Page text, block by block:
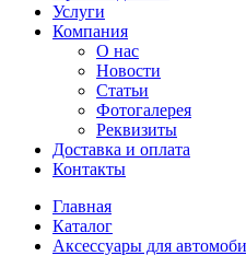
Услуги
Компания
О нас
Новости
Статьи
Фотогалерея
Реквизиты
Доставка и оплата
Контакты
Главная
Каталог
Аксессуары для